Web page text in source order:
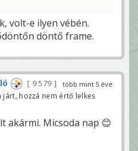
volt-e ilyen vébén.
döntő frame.
több mint 5 éve
9 579
hozzá nem értő lelkes
akármi. Micsoda nap 😊